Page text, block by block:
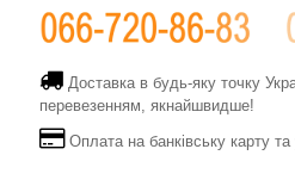
Доставка в будь-яку точку
перевезенням, якнайшвидше!
Оплата на банківську карту та